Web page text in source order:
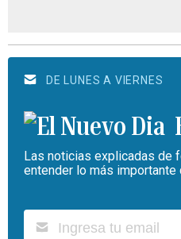
DE LUNES A VIERNES
Las noticias explicadas de
entender lo más importante